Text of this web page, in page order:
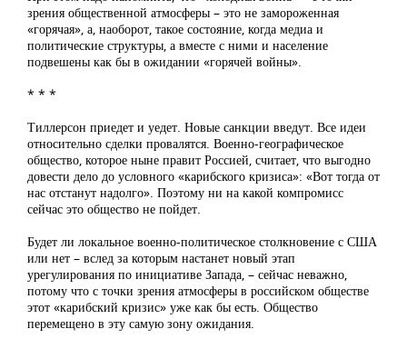
зрения общественной атмосферы – это не замороженная
«горячая», а, наоборот, такое состояние, когда медиа и
политические структуры, а вместе с ними и население
подвешены как бы в ожидании «горячей войны».
* * *
Тиллерсон приедет и уедет. Новые санкции введут. Все идеи
относительно сделки провалятся. Военно-географическое
общество, которое ныне правит Россией, считает, что выгодно
довести дело до условного «карибского кризиса»: «Вот тогда от
нас отстанут надолго». Поэтому ни на какой компромисс
сейчас это общество не пойдет.
Будет ли локальное военно-политическое столкновение с США
или нет – вслед за которым настанет новый этап
урегулирования по инициативе Запада, – сейчас неважно,
потому что с точки зрения атмосферы в российском обществе
этот «карибский кризис» уже как бы есть. Общество
перемещено в эту самую зону ожидания.